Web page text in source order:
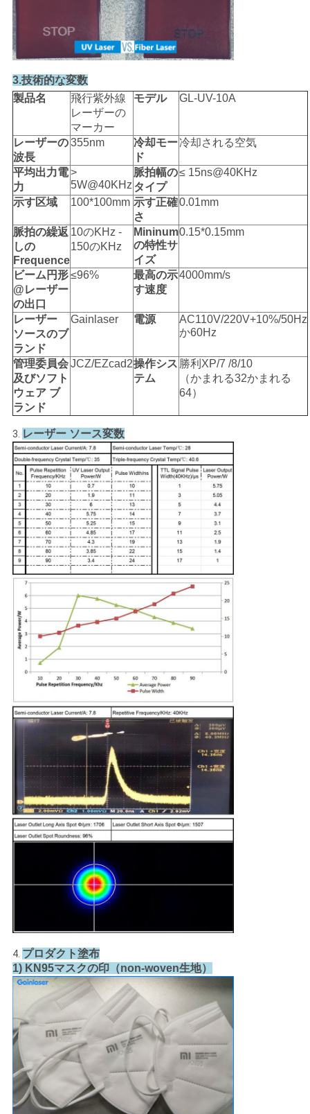
3.技術的な変数
製品名
飛行紫外線
レーザーの
マーカー
モデル GL-UV-10A
レーザーの
波長
355nm
冷却モー
ド
冷却される空気
平均出力電
力
>
5W@40KHz
脈拍幅の
タイプ
≤ 15ns@40KHz
示す区域 100*100mm 示す正確
さ
0.01mm
脈拍の繰返
しの
Frequence
10のKHz -
150のKHz
Mininum
の特性サ
イズ
0.15*0.15mm
ビーム円形
@レーザー
の出口
≤96%
最高の示
す速度
4000mm/s
レーザー
ソースのブ
ランド
Gainlaser 電源
AC110V/220V+10%/50Hz
か60Hz
管理委員会
及びソフト
ウェア ブ
ランド
JCZ/EZcad2操作シス
テム
勝利XP/7 /8/10
（かまれる32かまれる
64）
3. レーザー ソース変数
4. プロダクト塗布
1) KN95マスクの印（non-woven生地）